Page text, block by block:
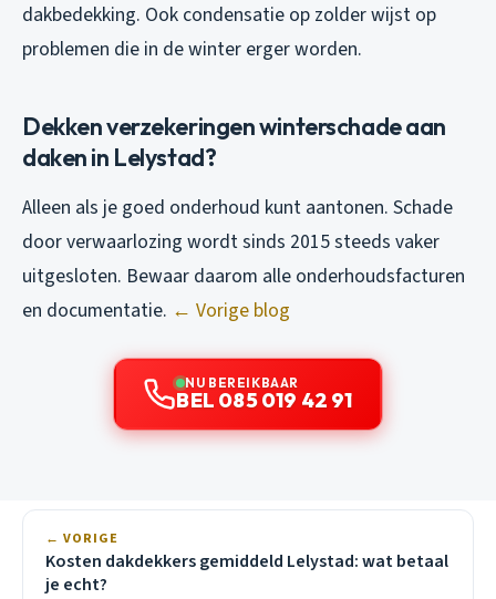
dakbedekking. Ook condensatie op zolder wijst op
problemen die in de winter erger worden.
Dekken verzekeringen winterschade aan
daken in Lelystad?
Alleen als je goed onderhoud kunt aantonen. Schade
door verwaarlozing wordt sinds 2015 steeds vaker
uitgesloten. Bewaar daarom alle onderhoudsfacturen
en documentatie. ← Vorige blog
NU BEREIKBAAR
BEL 085 019 42 91
← VORIGE
Kosten dakdekkers gemiddeld Lelystad: wat betaal
je echt?